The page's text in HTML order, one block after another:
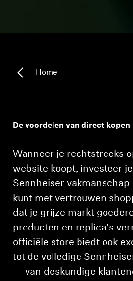
Home
De voordelen van direct kopen
Wanneer je rechtstreeks
website koopt, investeer
Sennheiser vakmanschap
kunt met vertrouwen
dat je grijze markt
producten en replica's
officiële store biedt ook
tot de volledige
— van deskundige